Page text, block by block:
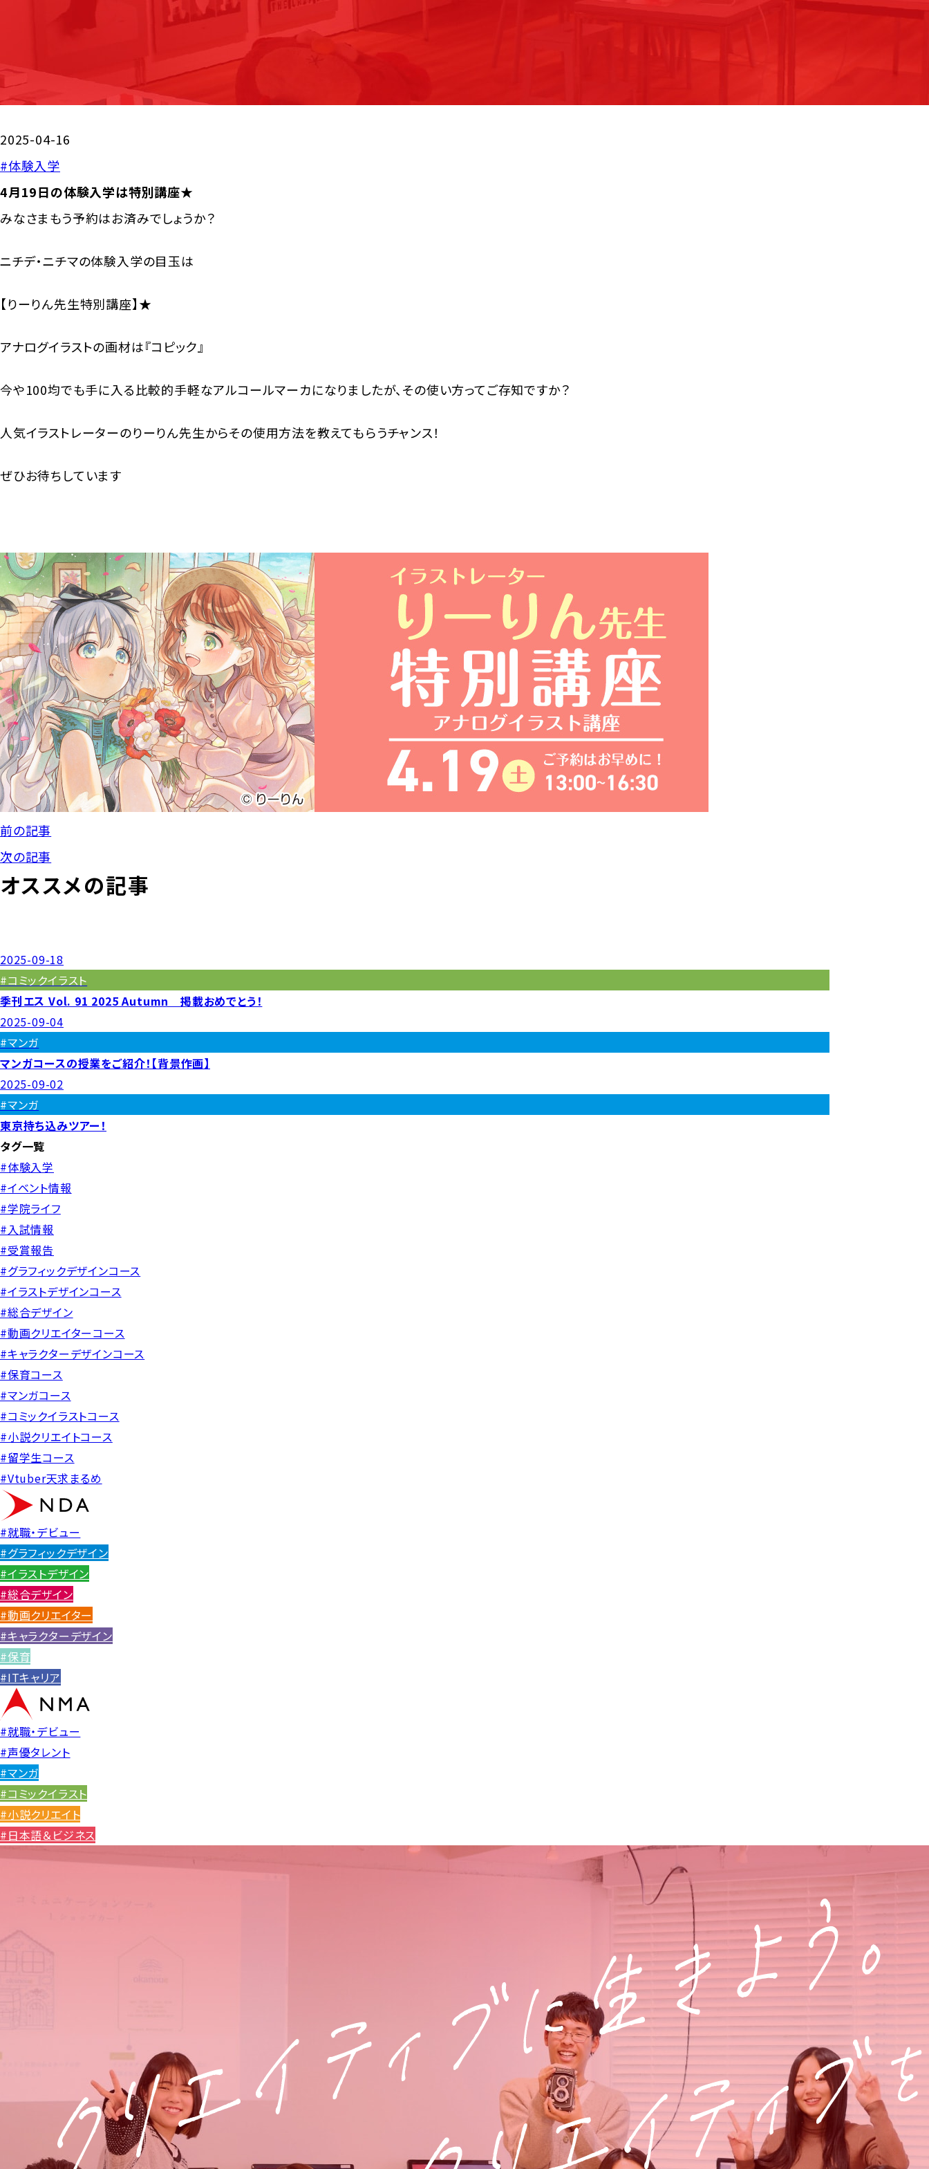
2025-04-16
#体験入学
4月19日の体験入学は特別講座★
みなさまもう予約はお済みでしょうか？
ニチデ・ニチマの体験入学の目玉は
【りーりん先生特別講座】★
アナログイラストの画材は『コピック』
今や100均でも手に入る比較的手軽なアルコールマーカになりましたが、その使い方ってご存知ですか？
人気イラストレーターのりーりん先生からその使用方法を教えてもらうチャンス！
ぜひお待ちしています
前の記事
次の記事
オススメの記事
2025-09-18
#コミックイラスト
季刊エス Vol. 91 2025 Autumn 掲載おめでとう！
2025-09-04
#マンガ
マンガコースの授業をご紹介！【背景作画】
2025-09-02
#マンガ
東京持ち込みツアー！
タグ一覧
#体験入学
#イベント情報
#学院ライフ
#入試情報
#受賞報告
#グラフィックデザインコース
#イラストデザインコース
#総合デザイン
#動画クリエイターコース
#キャラクターデザインコース
#保育コース
#マンガコース
#コミックイラストコース
#小説クリエイトコース
#留学生コース
#Vtuber天求まるめ
#就職・デビュー
#グラフィックデザイン
#イラストデザイン
#総合デザイン
#動画クリエイター
#キャラクターデザイン
#保育
#ITキャリア
#就職・デビュー
#声優タレント
#マンガ
#コミックイラスト
#小説クリエイト
#日本語＆ビジネス